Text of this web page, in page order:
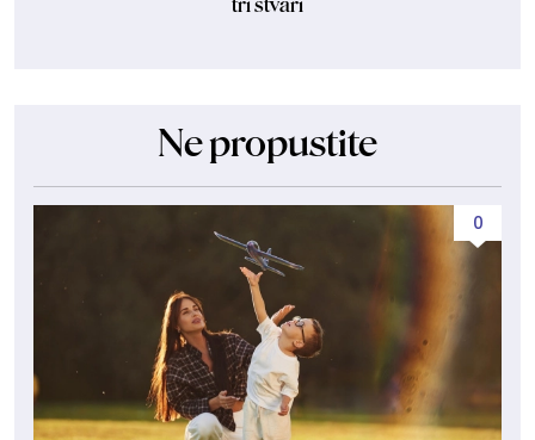
tri stvari
Ne propustite
0